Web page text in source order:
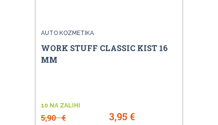
AUTO KOZMETIKA
WORK STUFF CLASSIC KIST 16
MM
10 NA ZALIHI
5,90€ 3,95 €